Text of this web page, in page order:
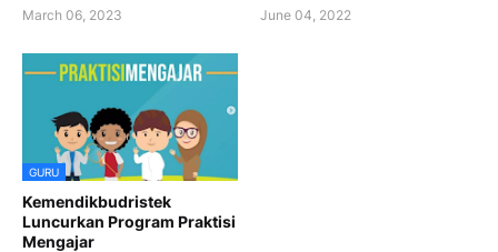
March 06, 2023 June 04, 2022
GURU
Kemendikbudristek
Luncurkan Program Praktisi
Mengajar